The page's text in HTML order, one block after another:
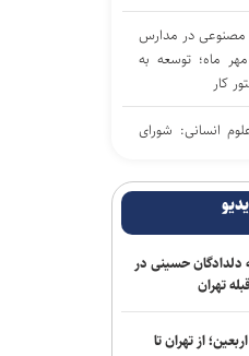
در مدارس
ماه؛ توسعه به
کار
انسانی: شورای
در آموزش عالی
صندلی‌های
را خالی
اعلام نتایج اولیه آزمون ارشد ۱۴۰۵ تا اواخر
حسینی در
تهران
از تهران تا